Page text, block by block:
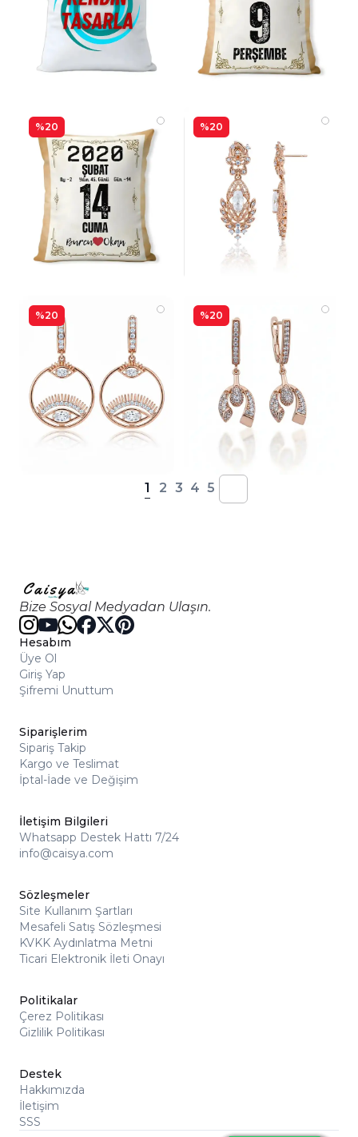
%20 %20
%20 %20
1 2 3 4 5
Bize Sosyal Medyadan Ulaşın.
Hesabım
Üye Ol
Giriş Yap
Şifremi Unuttum
Siparişlerim
Sipariş Takip
Kargo ve Teslimat
İptal-İade ve Değişim
İletişim Bilgileri
Whatsapp Destek Hattı 7/24
info@caisya.com
Sözleşmeler
Site Kullanım Şartları
Mesafeli Satış Sözleşmesi
KVKK Aydınlatma Metni
Ticari Elektronik İleti Onayı
Politikalar
Çerez Politikası
Gizlilik Politikası
Destek
Hakkımızda
İletişim
SSS